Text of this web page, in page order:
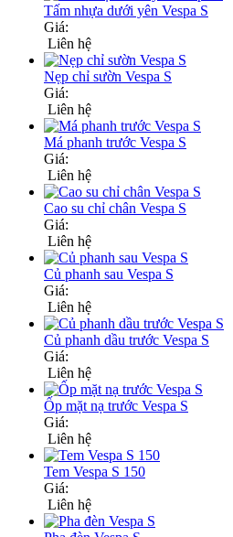
Tấm nhựa dưới yên Vespa S
Giá:
Liên hệ
Nẹp chỉ sườn Vespa S
Giá:
Liên hệ
Má phanh trước Vespa S
Giá:
Liên hệ
Cao su chỉ chân Vespa S
Giá:
Liên hệ
Củ phanh sau Vespa S
Giá:
Liên hệ
Củ phanh dầu trước Vespa S
Giá:
Liên hệ
Ốp mặt nạ trước Vespa S
Giá:
Liên hệ
Tem Vespa S 150
Giá:
Liên hệ